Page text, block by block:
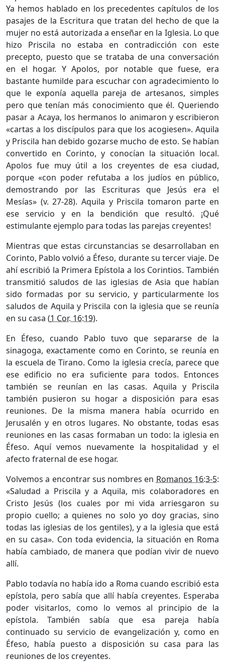
Ya hemos hablado en los precedentes capítulos de los
pasajes de la Escritura que tratan del hecho de que la
mujer no está autorizada a enseñar en la Iglesia. Lo que
hizo Priscila no estaba en contradicción con este
precepto, puesto que se trataba de una conversación
en el hogar. Y Apolos, por notable que fuese, era
bastante humilde para escuchar con agradecimiento lo
que le exponía aquella pareja de artesanos, simples
pero que tenían más conocimiento que él. Queriendo
pasar a Acaya, los hermanos lo animaron y escribieron
«cartas a los discípulos para que los acogiesen». Aquila
y Priscila han debido gozarse mucho de esto. Se habían
convertido en Corinto, y conocían la situación local.
Apolos fue muy útil a los creyentes de esa ciudad,
porque «con poder refutaba a los judíos en público,
demostrando por las Escrituras que Jesús era el
Mesías» (v. 27-28). Aquila y Priscila tomaron parte en
ese servicio y en la bendición que resultó. ¡Qué
estimulante ejemplo para todas las parejas creyentes!
Mientras que estas circunstancias se desarrollaban en
Corinto, Pablo volvió a Éfeso, durante su tercer viaje. De
ahí escribió la Primera Epístola a los Corintios. También
transmitió saludos de las iglesias de Asia que habían
sido formadas por su servicio, y particularmente los
saludos de Aquila y Priscila con la iglesia que se reunía
en su casa (1 Cor. 16:19).
En Éfeso, cuando Pablo tuvo que separarse de la
sinagoga, exactamente como en Corinto, se reunía en
la escuela de Tirano. Como la iglesia crecía, parece que
ese edificio no era suficiente para todos. Entonces
también se reunían en las casas. Aquila y Priscila
también pusieron su hogar a disposición para esas
reuniones. De la misma manera había ocurrido en
Jerusalén y en otros lugares. No obstante, todas esas
reuniones en las casas formaban un todo: la iglesia en
Éfeso. Aquí vemos nuevamente la hospitalidad y el
afecto fraternal de ese hogar.
Volvemos a encontrar sus nombres en Romanos 16:3-5:
«Saludad a Priscila y a Aquila, mis colaboradores en
Cristo Jesús (los cuales por mi vida arriesgaron su
propio cuello; a quienes no solo yo doy gracias, sino
todas las iglesias de los gentiles), y a la iglesia que está
en su casa». Con toda evidencia, la situación en Roma
había cambiado, de manera que podían vivir de nuevo
allí.
Pablo todavía no había ido a Roma cuando escribió esta
epístola, pero sabía que allí había creyentes. Esperaba
poder visitarlos, como lo vemos al principio de la
epístola. También sabía que esa pareja había
continuado su servicio de evangelización y, como en
Éfeso, había puesto a disposición su casa para las
reuniones de los creyentes.